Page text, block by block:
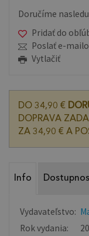
Doručíme
Pridať do
Poslať e-
Vytlačiť
DO 34,90 €
DOPRAVA
ZA 34,90 € A
Info
Vydavateľstvo:
Rok vydania: